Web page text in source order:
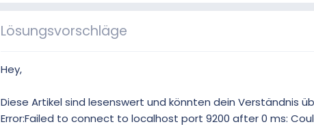
Lösungsvorschläge
Hey,
Diese Artikel sind lesenswert und könnten dein Verständnis
Error:Failed to connect to localhost port 9200 after 0 ms: